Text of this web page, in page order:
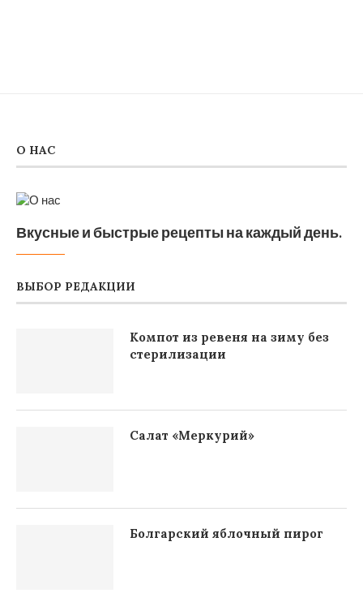
О НАС
Вкусные и быстрые рецепты на каждый день.
ВЫБОР РЕДАКЦИИ
Компот из ревеня на зиму без
стерилизации
Салат «Меркурий»
Болгарский яблочный пирог